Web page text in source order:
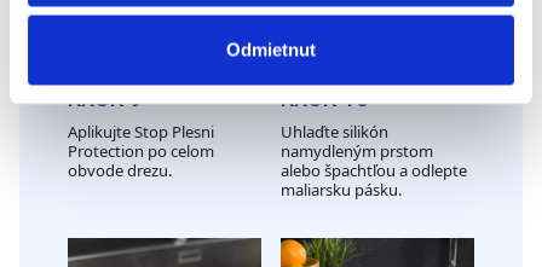
údaje, nájdete v časti svašimi nastaveniami
môžete kedykoľvek zmeniť alebo odvolať cez Vyhlásenie
Na prispôsobenie obsahu a reklám, poskytovanie funkcií
sociálnych médií a analýzu návštevnosti používame
webové stránky, poskytujeme aj našim partnerom v
Odmietnut
KROK 9
Aplikujte Stop Plesni
Protection po celom
obvode drezu.
KROK 10
Uhlaďte silikón
namydleným prstom
alebo špachtľou a odlepte
maliarsku pásku.